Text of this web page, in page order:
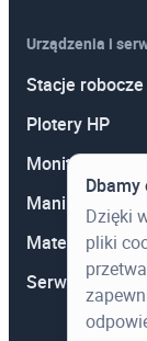
Urządzenia i
Stacje robocze
Plotery HP
Monitory
Manipulatory 3D
Materiały
Serwis
Dzięki
pliki